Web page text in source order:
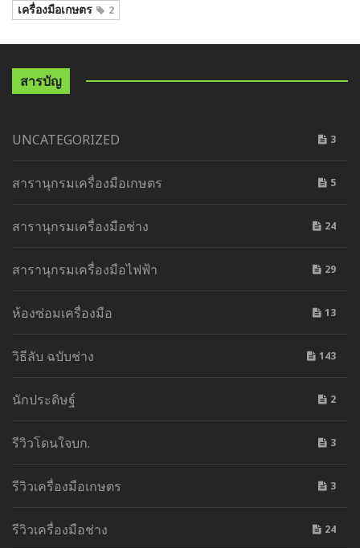
เครื่องมือเกษตร 2
สารบัญ
UNCATEGORIZED 3
สารานุกรมเครื่องมือเกษตร 5
สารานุกรมเครื่องมือช่าง 24
สารานุกรมเครื่องมือไฟฟ้า 29
ห้องซ่อมเครื่องมือ 13
วิธีลับ ฉบับช่าง 143
นักประดิษฐ์ 2
รีวิวโดนใจบก. 3
รีวิวเครื่องมือเกษตร 3
รีวิวเครื่องมือช่าง 24